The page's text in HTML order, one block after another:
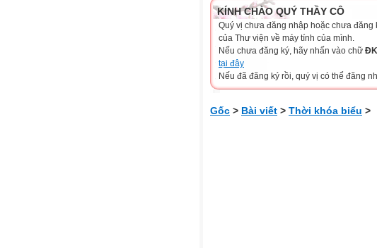
KÍNH CHÀO QUÝ THẦY CÔ
Quý vị chưa đăng nhập hoặc chưa
của Thư viện về máy tính của mình.
Nếu chưa đăng ký, hãy nhấn vào chữ
tại đây
Nếu đã đăng ký rồi, quý vị có thể đăng
Gốc > Bài viết > Thời khóa biểu >